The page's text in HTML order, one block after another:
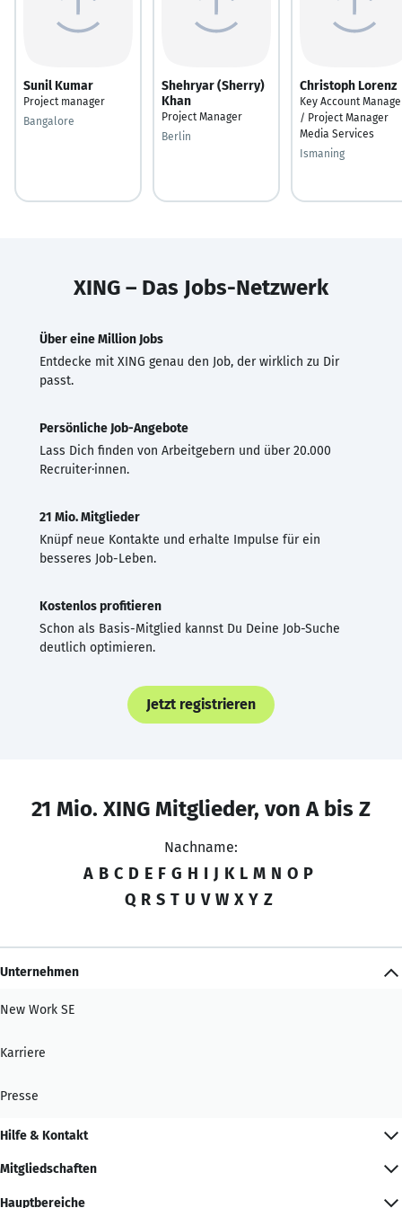
Sunil Kumar
Project manager
Bangalore
Shehryar (Sherry)
Khan
Project Manager
Berlin
Christoph Lorenz
Key Account
/ Project Manager
Media Services
Ismaning
XING – Das Jobs-Netzwerk
Über eine Million Jobs
Entdecke mit XING genau den Job, der wirklich zu Dir
passt.
Persönliche Job-Angebote
Lass Dich finden von Arbeitgebern und über 20.000
Recruiter·innen.
21 Mio. Mitglieder
Knüpf neue Kontakte und erhalte Impulse für ein
besseres Job-Leben.
Kostenlos profitieren
Schon als Basis-Mitglied kannst Du Deine Job-Suche
deutlich optimieren.
Jetzt registrieren
21 Mio. XING Mitglieder, von A bis Z
Nachname:
A B C D E F G H I J K L M N O P
Q R S T U V W X Y Z
Unternehmen
New Work SE
Karriere
Presse
Hilfe & Kontakt
Mitgliedschaften
Hauptbereiche